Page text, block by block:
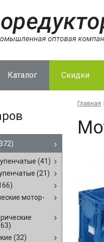
Каталог Скидки
(41)
(21)
мотор-
(32)
Главная